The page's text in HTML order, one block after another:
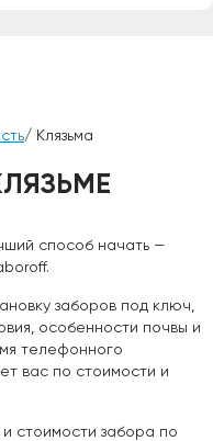
/ Клязьма
способ начать —
заборов под ключ,
особенности почвы и
телефонного
вас по стоимости и
стоимости забора по